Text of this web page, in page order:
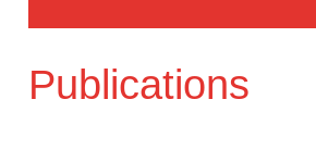
Publications